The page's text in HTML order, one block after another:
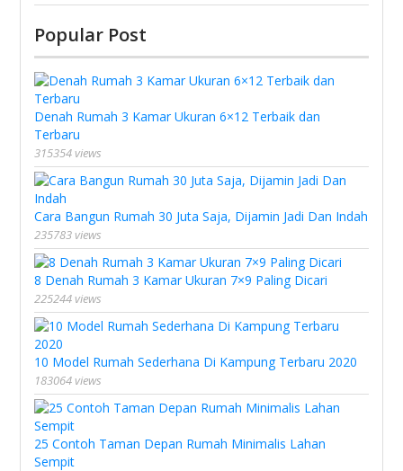
Popular Post
Denah Rumah 3 Kamar Ukuran 6×12 Terbaik dan
Terbaru
315354 views
Cara Bangun Rumah 30 Juta Saja, Dijamin Jadi Dan Indah
235783 views
8 Denah Rumah 3 Kamar Ukuran 7×9 Paling Dicari
225244 views
10 Model Rumah Sederhana Di Kampung Terbaru 2020
183064 views
25 Contoh Taman Depan Rumah Minimalis Lahan
Sempit